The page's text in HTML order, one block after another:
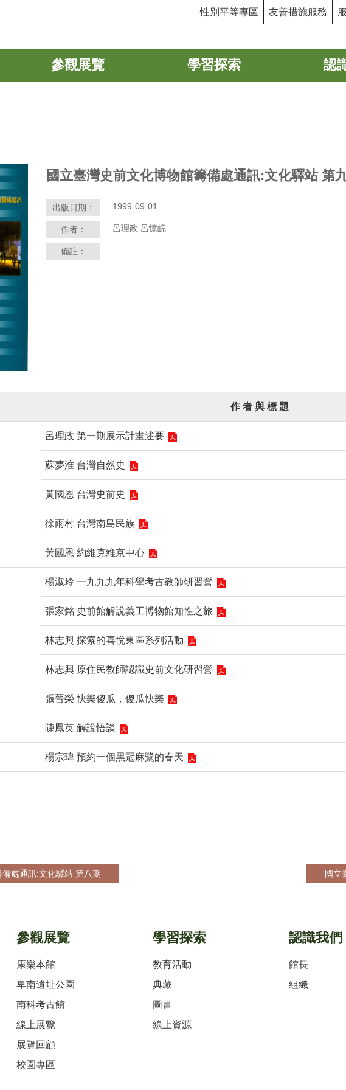
性別平等專區 友善措施服務
參觀展覽 學習探索 認
國立臺灣史前文化博物館籌備處通訊:文化驛站 第
出版日期： 1999-09-01
作者： 呂理政 呂憶皖
備註：
作 者 與 標 題
呂理政 第一期展示計畫述要
蘇夢淮 台灣自然史
黃國恩 台灣史前史
徐雨村 台灣南島民族
黃國恩 約維克維京中心
楊淑玲 一九九九年科學考古教師研習營
張家銘 史前館解說義工博物館知性之旅
林志興 探索的喜悅東區系列活動
林志興 原住民教師認識史前文化研習營
張晉榮 快樂傻瓜，傻瓜快樂
陳鳳英 解說悟談
楊宗瑋 預約一個黑冠麻鷺的春天
處通訊:文化驛站 第八期 國立
參觀展覽
康樂本館
卑南遺址公園
南科考古館
線上展覽
展覽回顧
校園專區
學習探索
教育活動
典藏
圖書
線上資源
認識我們
館長
組織